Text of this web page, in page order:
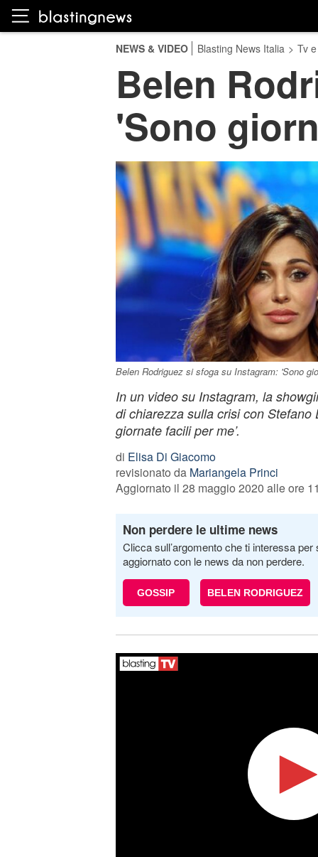
NEWS & VIDEO Blasting News Italia > Tv
Belen
'Sono
Belen Rodriguez si sfoga su Instagram: 'Sono
In un video su Instagram, la
di chiarezza sulla crisi con Stefano
giornate facili per me’.
di Elisa Di Giacomo
revisionato da Mariangela Princi
Aggiornato il 28 maggio 2020 alle ore
Non perdere le ultime news
Clicca sull’argomento che ti interessa
aggiornato con le news da non perdere.
GOSSIP BELEN RODRIGUEZ